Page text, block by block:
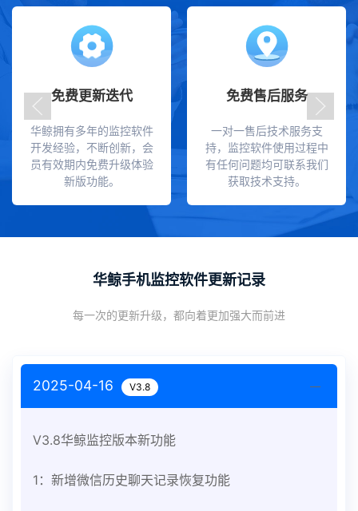
免费更新迭代
华鲸拥有多年的监控软件
开发经验，不断创新，会
员有效期内免费升级体验
新版功能。
免费售后服务
一对一售后技术服务支
持，监控软件使用过程中
有任何问题均可联系我们
获取技术支持。
华鲸手机监控软件更新记录
每一次的更新升级，都向着更加强大而前进
2025-04-16 V3.8
V3.8华鲸监控版本新功能
1：新增微信历史聊天记录恢复功能